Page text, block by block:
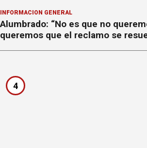
INFORMACION GENERAL
Alumbrado: “No es que no
queremos que el reclamo se
4